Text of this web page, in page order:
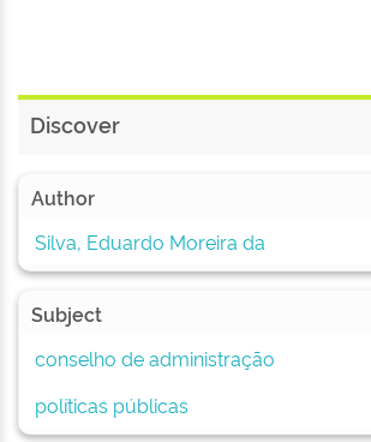
Discover
Author
Silva, Eduardo Moreira da
Subject
conselho de administração
políticas públicas